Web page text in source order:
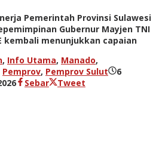
Pemerintah Provinsi Sulawesi
Gubernur Mayjen TNI
kembali menunjukkan capaian
, Info Utama, Manado,
Pemprov, Pemprov Sulut
6
olehSebar Tweet